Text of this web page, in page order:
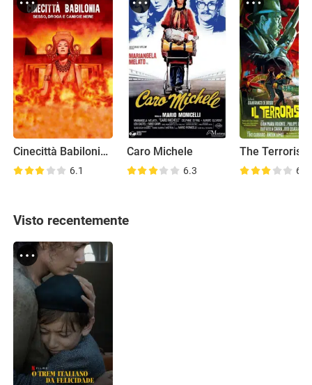
Cinecittà Babilonia: Sex, Drugs and Black Shirts
6.1
Caro Michele
6.3
The Terrorist
6.8
Visto recentemente